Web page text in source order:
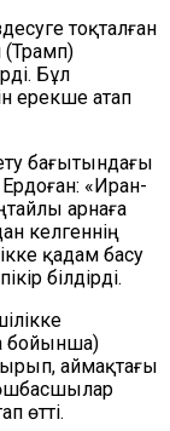
тоқталған
(Трамп)
Бұл
ерекше атап
бағытындағы
«Иран-
арнаға
келгеннің
қадам басу
білдірді.
бойынша)
аймақтағы
өтті.